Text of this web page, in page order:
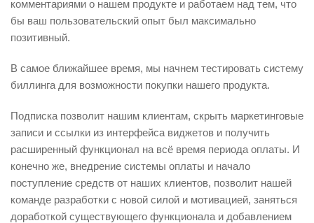
комментариями о нашем продукте и работаем над тем, что
бы ваш пользовательский опыт был максимально
позитивный.
В самое ближайшее время, мы начнем тестировать систему
биллинга для возможности покупки нашего продукта.
Подписка позволит нашим клиентам, скрыть маркетинговые
записи и ссылки из интерфейса виджетов и получить
расширенный функционал на всё время периода оплаты. И
конечно же, внедрение системы оплаты и начало
поступление средств от наших клиентов, позволит нашей
команде разработки с новой силой и мотивацией, заняться
доработкой существующего функционала и добавлением